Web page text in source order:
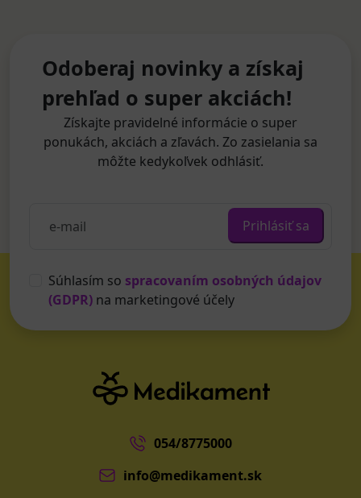
Odoberaj novinky a získaj
prehľad o super akciách!
Získajte pravidelné informácie o super
ponukách, akciách a zľavách. Zo zasielania sa
môžte kedykoľvek odhlásiť.
Prihlásiť sa
Súhlasím so spracovaním osobných údajov
(GDPR) na marketingové účely
054/8775000
info@medikament.sk